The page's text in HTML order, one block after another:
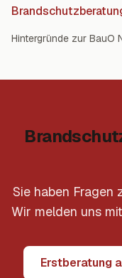
Hintergründe zur BauO
Sie haben Fragen
Wir melden uns
Erstberatung